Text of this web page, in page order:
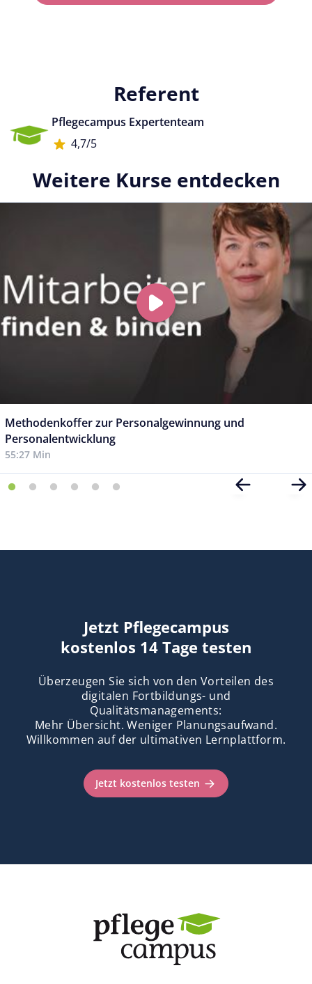
Referent
Pflegecampus Expertenteam
4,7/5
Weitere Kurse entdecken
Methodenkoffer zur Personalgewinnung und
Personalentwicklung
55:27 Min
Jetzt Pflegecampus
kostenlos 14 Tage testen
Überzeugen Sie sich von den Vorteilen des
digitalen Fortbildungs- und
Qualitätsmanagements:
Mehr Übersicht. Weniger Planungsaufwand.
Willkommen auf der ultimativen Lernplattform.
Jetzt kostenlos testen